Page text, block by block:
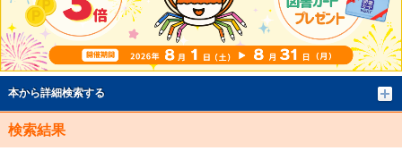
本から詳細検索する
検索結果